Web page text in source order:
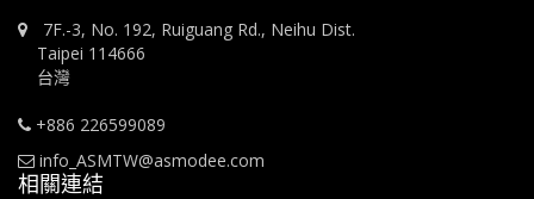
7F.-3, No. 192, Ruiguang Rd., Neihu Dist.
Taipei 114666
台灣
+886 226599089
info_ASMTW@asmodee.com
相關連結